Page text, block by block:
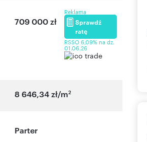
709 000 zł
Reklama
Sprawdź
ratę
RSSO 6,09% na dz.
01.06.26
8 646,34 zł/m2
Parter